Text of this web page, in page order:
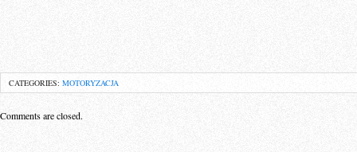
CATEGORIES: MOTORYZACJA
Comments are closed.